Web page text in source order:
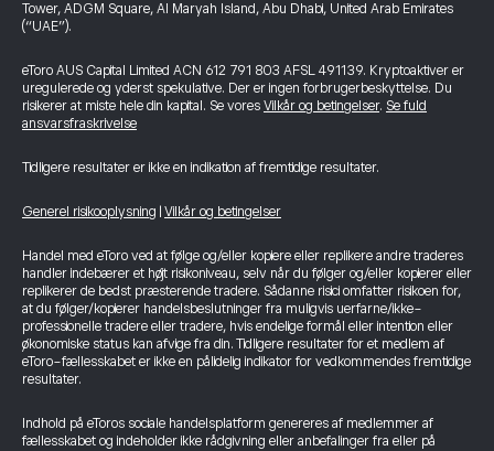
Tower, ADGM Square, Al Maryah Island, Abu Dhabi, United Arab Emirates
(“UAE”).
eToro AUS Capital Limited ACN 612 791 803 AFSL 491139. Kryptoaktiver er
uregulerede og yderst spekulative. Der er ingen forbrugerbeskyttelse. Du
risikerer at miste hele din kapital. Se vores Vilkår og betingelser. Se fuld
ansvarsfraskrivelse
Tidligere resultater er ikke en indikation af fremtidige resultater.
Generel risikooplysning Vilkår og betingelser
Handel med eToro ved at følge og/eller kopiere eller replikere andre traderes
handler indebærer et højt risikoniveau, selv når du følger og/eller kopierer eller
replikerer de bedst præsterende tradere. Sådanne risici omfatter risikoen for,
at du følger/kopierer handelsbeslutninger fra muligvis uerfarne/ikke-
professionelle tradere eller tradere, hvis endelige formål eller intention eller
økonomiske status kan afvige fra din. Tidligere resultater for et medlem af
eToro-fællesskabet er ikke en pålidelig indikator for vedkommendes fremtidige
resultater.
Indhold på eToros sociale handelsplatform genereres af medlemmer af
fællesskabet og indeholder ikke rådgivning eller anbefalinger fra eller på